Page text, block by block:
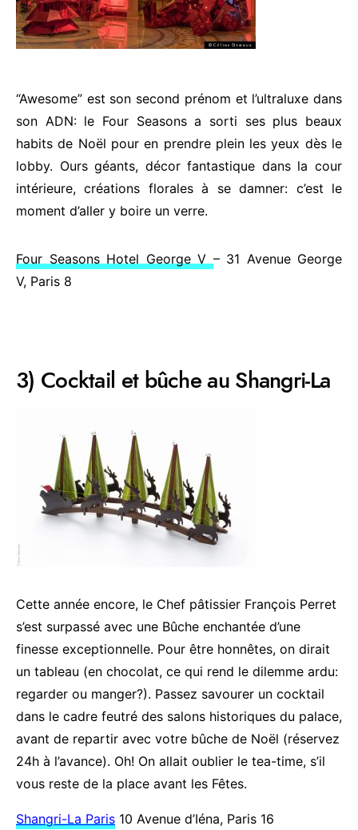
“Awesome” est son second prénom et l’ultraluxe dans
son ADN: le Four Seasons a sorti ses plus beaux
habits de Noël pour en prendre plein les yeux dès le
lobby. Ours géants, décor fantastique dans la cour
intérieure, créations florales à se damner: c’est le
moment d’aller y boire un verre.
Four Seasons Hotel George V – 31 Avenue George
V, Paris 8
3) Cocktail et bûche au Shangri-La
Cette année encore, le Chef pâtissier François Perret
s’est surpassé avec une Bûche enchantée d’une
finesse exceptionnelle. Pour être honnêtes, on dirait
un tableau (en chocolat, ce qui rend le dilemme ardu:
regarder ou manger?). Passez savourer un cocktail
dans le cadre feutré des salons historiques du palace,
avant de repartir avec votre bûche de Noël (réservez
24h à l’avance). Oh! On allait oublier le tea-time, s’il
vous reste de la place avant les Fêtes.
Shangri-La Paris 10 Avenue d’Iéna, Paris 16